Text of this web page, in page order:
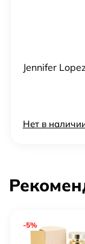
Jennifer
Нет в
-5%